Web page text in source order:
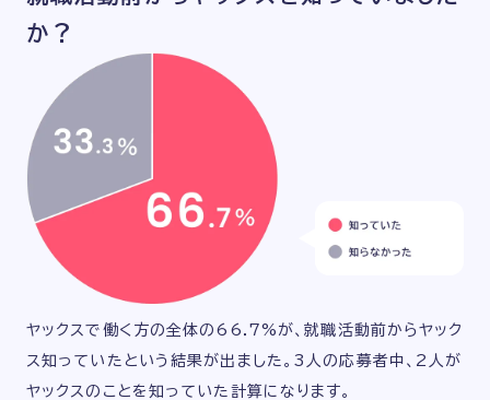
か？
ヤックスで働く方の全体の66.7%が、就職活動前からヤック
ス知っていたという結果が出ました。3人の応募者中、2人が
ヤックスのことを知っていた計算になります。